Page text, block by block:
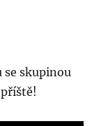
se skupinou